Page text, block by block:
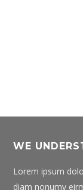
WE
Lorem ipsum
diam nonumy